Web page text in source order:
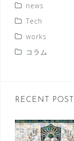
news
Tech
works
コラム
RECENT